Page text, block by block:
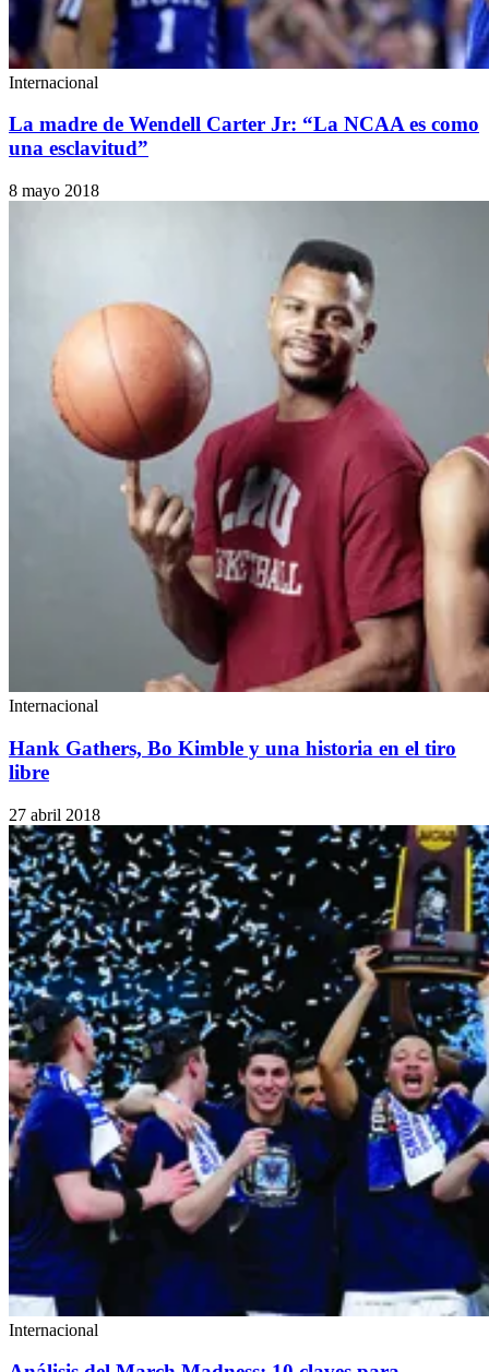
Internacional
La madre de Wendell Carter Jr: “La NCAA es como
una esclavitud”
8 mayo 2018
Internacional
Hank Gathers, Bo Kimble y una historia en el tiro
libre
27 abril 2018
Internacional